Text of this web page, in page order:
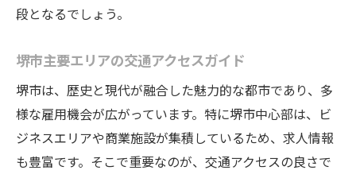
堺市での昇進機会を増やすアプローチ法
企業の評判を口コミで確認する方法
SNSを活用した堺市の求人情報収集術
同僚の声を知ることで得られる職場の実像
ネット上での求人情報の信憑性を見極める
堺市での企業ランキングと口コミの関係
段となるでしょう。
堺市主要エリアの交通アクセスガイド
堺市は、歴史と現代が融合した魅力的な都市であり、多
様な雇用機会が広がっています。特に堺市中心部は、ビ
ジネスエリアや商業施設が集積しているため、求人情報
も豊富です。そこで重要なのが、交通アクセスの良さで